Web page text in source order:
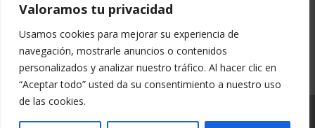
Valoramos tu privacidad
Usamos cookies para mejorar su experiencia de
navegación, mostrarle anuncios o contenidos
personalizados y analizar nuestro tráfico. Al hacer clic en
“Aceptar todo” usted da su consentimiento a nuestro uso
de las cookies.
« Jun
Copyright © EXTOPOCIEN 2023